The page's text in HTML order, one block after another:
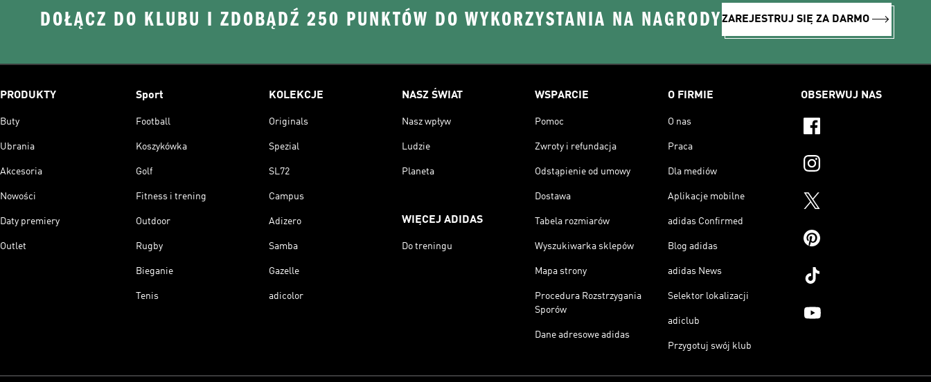
DOŁĄCZ DO KLUBU I ZDOBĄDŹ 250 PUNKTÓW DO WYKORZYSTANIA NA NAGRODYZAREJESTRUJ SIĘ ZA DARMO
PRODUKTY
Buty
Ubrania
Akcesoria
Nowości
Daty premiery
Outlet
Sport
Football
Koszykówka
Golf
Fitness i trening
Outdoor
Rugby
Bieganie
Tenis
KOLEKCJE
Originals
Spezial
SL72
Campus
Adizero
Samba
Gazelle
adicolor
NASZ ŚWIAT
Nasz wpływ
Ludzie
Planeta
WIĘCEJ ADIDAS
Do treningu
WSPARCIE
Pomoc
Zwroty i refundacja
Odstąpienie od umowy
Dostawa
Tabela rozmiarów
Wyszukiwarka sklepów
Mapa strony
Procedura Rozstrzygania
Sporów
Dane adresowe adidas
O FIRMIE
O nas
Praca
Dla mediów
Aplikacje mobilne
adidas Confirmed
Blog adidas
adidas News
Selektor lokalizacji
adiclub
Przygotuj swój klub
OBSERWUJ NAS